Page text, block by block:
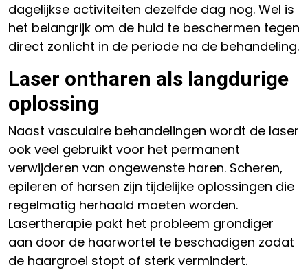
dagelijkse activiteiten dezelfde dag nog. Wel is
het belangrijk om de huid te beschermen tegen
direct zonlicht in de periode na de behandeling.
Laser ontharen als langdurige
oplossing
Naast vasculaire behandelingen wordt de laser
ook veel gebruikt voor het permanent
verwijderen van ongewenste haren. Scheren,
epileren of harsen zijn tijdelijke oplossingen die
regelmatig herhaald moeten worden.
Lasertherapie pakt het probleem grondiger
aan door de haarwortel te beschadigen zodat
de haargroei stopt of sterk vermindert.